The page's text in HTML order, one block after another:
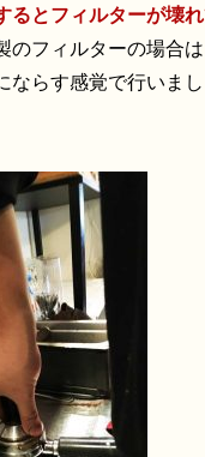
るとフィルターが壊
のフィルターの場合
ならす感覚で行いまし